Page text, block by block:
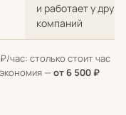
и работает у
компаний
час: столько стоит час
—от 6 500 ₽